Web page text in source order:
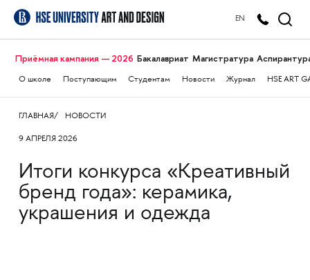
EN
Приёмная кампания — 2026 Бакалавриат Магистратура
О школе Поступающим Студентам Новости Журнал HSE ART
ГЛАВНАЯ НОВОСТИ
9 АПРЕЛЯ 2026
Итоги конкурса «Креативный
бренд года»: керамика,
украшения и одежда